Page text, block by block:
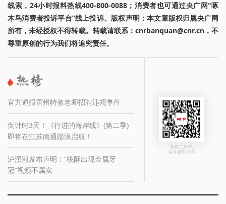
线索，24小时报料热线400-800-0088；消费者也可通过央广网“啄
木鸟消费者投诉平台”线上投诉。版权声明：本文章版权归属央广网
所有，未经授权不得转载。转载请联系：cnrbanquan@cnr.cn，不
尊重原创的行为我们将追究责任。
官方通报雷州特教老师招聘违规事件
倒计时3天！《行进的海岸线》(第二季)
即将在江苏南通踏浪启航！
泸溪河发布声明：“桃酥出现金属牙
冠”视频不属实
长按二维码
关注精彩内容